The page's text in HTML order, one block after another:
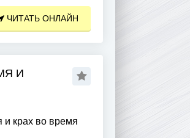
ЧИТАТЬ ОНЛАЙН
И
и крах во время